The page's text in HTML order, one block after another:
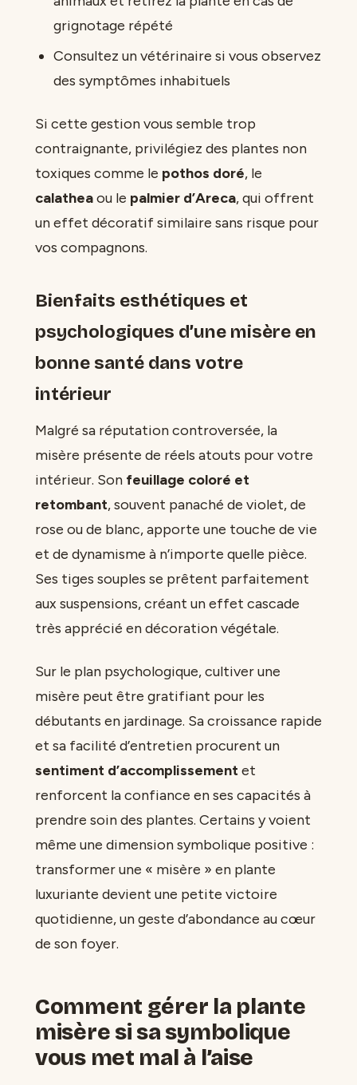
grignotage répété
Consultez un vétérinaire si vous observez
des symptômes inhabituels
Si cette gestion vous semble trop
contraignante, privilégiez des plantes non
toxiques comme le pothos doré, le
calatheaou le palmier d’Areca, qui offrent
un effet décoratif similaire sans risque pour
vos compagnons.
Bienfaits esthétiques et
psychologiques d’une misère en
bonne santé dans votre
intérieur
Malgré sa réputation controversée, la
misère présente de réels atouts pour votre
intérieur. Son feuillage coloré et
retombant, souvent panaché de violet, de
rose ou de blanc, apporte une touche de vie
et de dynamisme à n’importe quelle pièce.
Ses tiges souples se prêtent parfaitement
aux suspensions, créant un effet cascade
très apprécié en décoration végétale.
Sur le plan psychologique, cultiver une
misère peut être gratifiant pour les
débutants en jardinage. Sa croissance rapide
et sa facilité d’entretien procurent un
sentiment d’accomplissementet
renforcent la confiance en ses capacités à
prendre soin des plantes. Certains y voient
même une dimension symbolique positive :
transformer une « misère » en plante
luxuriante devient une petite victoire
quotidienne, un geste d’abondance au cœur
de son foyer.
Comment gérer la plante
misère si sa symbolique
vous met mal à l’aise